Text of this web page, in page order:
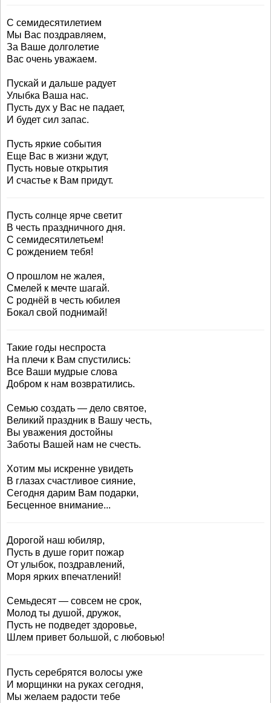
С семидесятилетием
Мы Вас поздравляем,
За Ваше долголетие
Вас очень уважаем.
Пускай и дальше радует
Улыбка Ваша нас.
Пусть дух у Вас не падает,
И будет сил запас.
Пусть яркие события
Еще Вас в жизни ждут,
Пусть новые открытия
И счастье к Вам придут.
Пусть солнце ярче светит
В честь праздничного дня.
С семидесятилетьем!
С рождением тебя!
О прошлом не жалея,
Смелей к мечте шагай.
С роднёй в честь юбилея
Бокал свой поднимай!
Такие годы неспроста
На плечи к Вам спустились:
Все Ваши мудрые слова
Добром к нам возвратились.
Семью создать — дело святое,
Великий праздник в Вашу честь,
Вы уважения достойны
Заботы Вашей нам не счесть.
Хотим мы искренне увидеть
В глазах счастливое сияние,
Сегодня дарим Вам подарки,
Бесценное внимание...
Дорогой наш юбиляр,
Пусть в душе горит пожар
От улыбок, поздравлений,
Моря ярких впечатлений!
Семьдесят — совсем не срок,
Молод ты душой, дружок,
Пусть не подведет здоровье,
Шлем привет большой, с любовью!
Пусть серебрятся волосы уже
И морщинки на руках сегодня,
Мы желаем радости тебе